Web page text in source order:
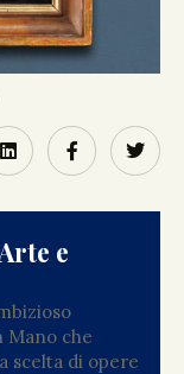
e
Mano che
scelta di opere